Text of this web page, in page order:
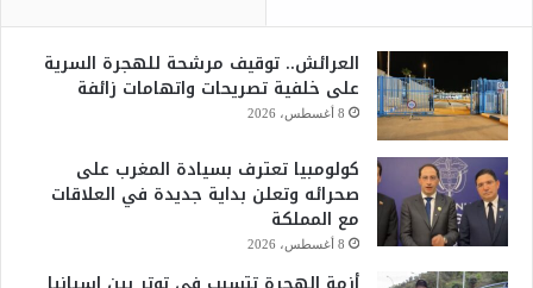
العرائش.. توقيف مرشحة للهجرة السرية
على خلفية تصريحات واتهامات زائفة
8 أغسطس، 2026
كولومبيا تعترف بسيادة المغرب على
صحرائه وتعلن بداية جديدة في العلاقات
مع المملكة
8 أغسطس، 2026